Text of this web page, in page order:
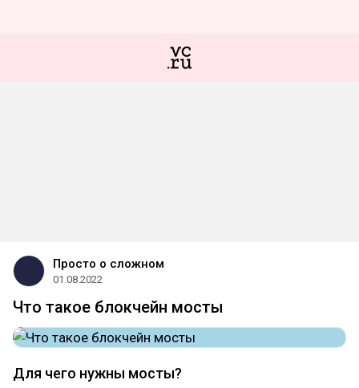
Просто о сложном
01.08.2022
Что такое блокчейн мосты
Для чего нужны мосты?